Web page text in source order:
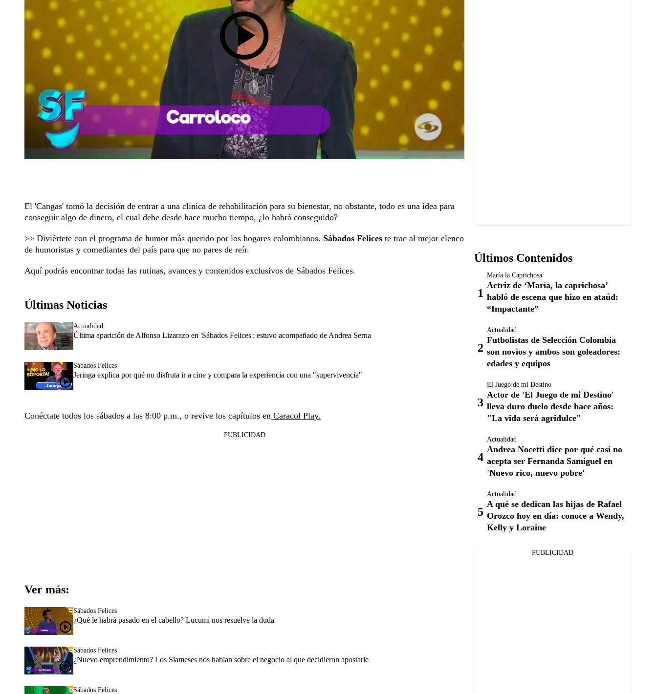
El 'Cangas' tomó la decisión de entrar a una clínica de rehabilitación para su bienestar, no obstante, todo es una idea para
conseguir algo de dinero, el cual debe desde hace mucho tiempo, ¿lo habrá conseguido?
>> Diviértete con el programa de humor más querido por los hogares colombianos. Sábados Felices te trae al mejor elenco
de humoristas y comediantes del país para que no pares de reír.
Aquí podrás encontrar todas las rutinas, avances y contenidos exclusivos de Sábados Felices.
Últimas Noticias
Actualidad
Última aparición de Alfonso Lizarazo en 'Sábados Felices': estuvo acompañado de Andrea Serna
Sábados Felices
Jeringa explica por qué no disfruta ir a cine y compara la experiencia con una "supervivencia"
Conéctate todos los sábados a las 8:00 p.m., o revive los capítulos en Caracol Play.
PUBLICIDAD
Ver más:
Sábados Felices
¿Qué le habrá pasado en el cabello? Lucumí nos resuelve la duda
Sábados Felices
¿Nuevo emprendimiento? Los Siameses nos hablan sobre el negocio al que decidieron apostarle
Sábados Felices
Últimos Contenidos
María la Caprichosa
Actriz de ‘María, la caprichosa’
habló de escena que hizo en ataúd:
“Impactante”
Actualidad
Futbolistas de Selección Colombia
son novios y ambos son goleadores:
edades y equipos
El Juego de mi Destino
Actor de 'El Juego de mi Destino'
lleva duro duelo desde hace años:
"La vida será agridulce"
Actualidad
Andrea Nocetti dice por qué casi no
acepta ser Fernanda Samiguel en
'Nuevo rico, nuevo pobre'
Actualidad
A qué se dedican las hijas de Rafael
Orozco hoy en día: conoce a Wendy,
Kelly y Loraine
PUBLICIDAD